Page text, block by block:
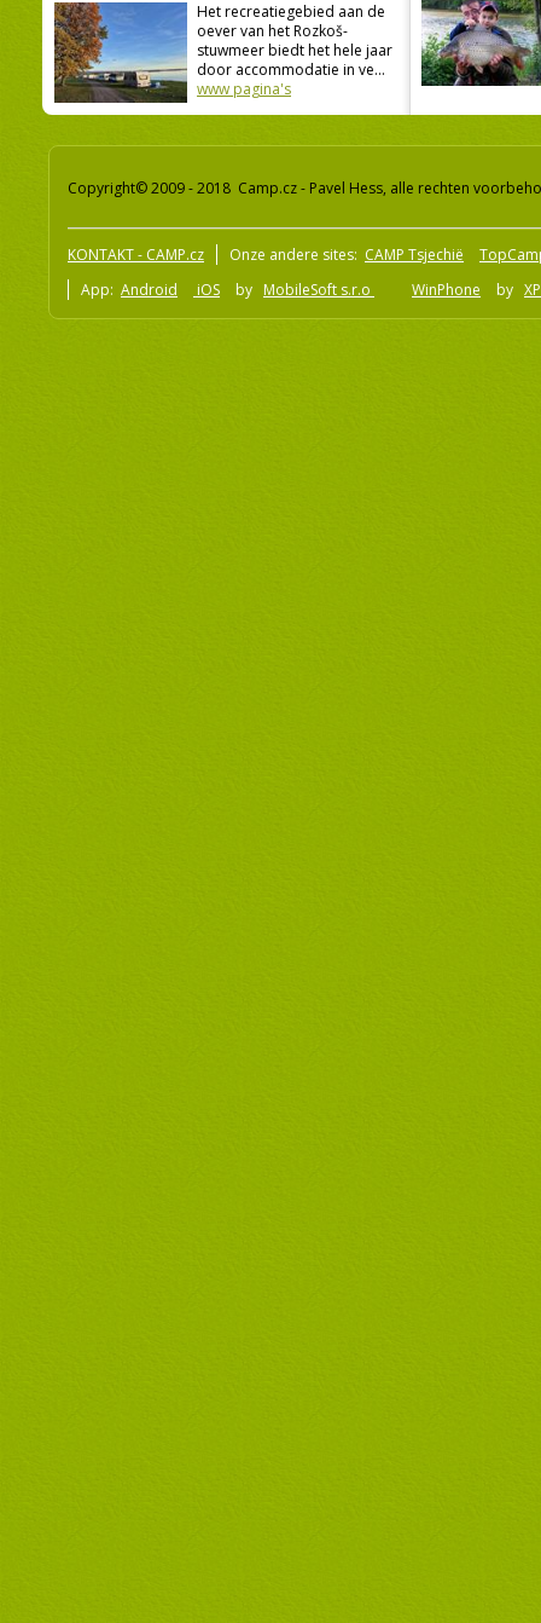
Het recreatiegebied aan de
oever van het Rozkoš-
stuwmeer biedt het hele jaar
door accommodatie in ve...
www pagina's
Copyright© 2009 - 2018 Camp.cz - Pavel Hess, alle rechten
KONTAKT - CAMP.cz Onze andere sites: CAMP Tsjechië
App: Android iOS by MobileSoft s.r.o WinPhone by